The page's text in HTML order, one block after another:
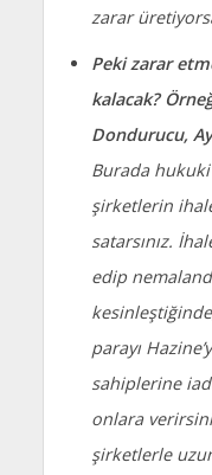
zarar
Peki zarar
kalacak?
Dondurucu,
Burada
şirketlerin
satarsınız.
edip
parayı
sahiplerine
onlara
şirketlerle